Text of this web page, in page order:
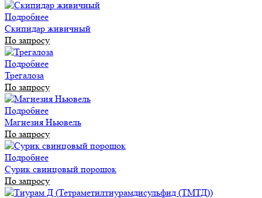
Подробнее
Скипидар живичный
По запросу
Подробнее
Трегалоза
По запросу
Подробнее
Магнезия Ньювель
По запросу
Подробнее
Сурик свинцовый порошок
По запросу